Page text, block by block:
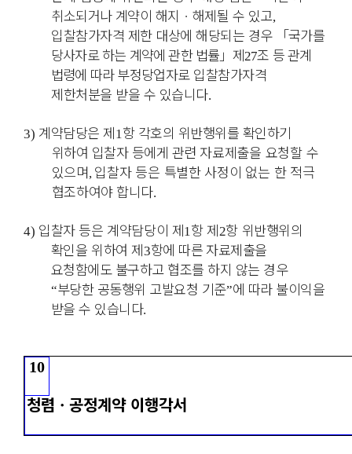
취소되거나 계약이 해지 ㆍ 해제될 수 있고,
입찰참가자격 제한 대상에 해당되는 경우 「국가를
당사자로 하는 계약에 관한 법률 」 제27조 등 관계
법령에 따라 부정당업자로 입찰참가자격
제한처분을 받을 수 있습니다.
3) 계약담당은 제1항 각호의 위반행위를 확인하기
위하여 입찰자 등에게 관련 자료제출을 요청할 수
있으며, 입찰자 등은 특별한 사정이 없는 한 적극
협조하여야 합니다.
4) 입찰자 등은 계약담당이 제1항 제2항 위반행위의
확인을 위하여 제3항에 따른 자료제출을
요청함에도 불구하고 협조를 하지 않는 경우
“부당한 공동행위 고발요청 기준”에 따라 불이익을
받을 수 있습니다.
10
청렴 ㆍ 공정계약 이행각서